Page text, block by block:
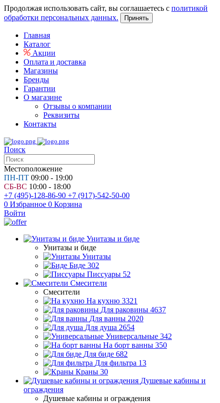
Продолжая использовать сайт, вы соглашаетесь с политикой
обработки персональных данных.
Принять
Главная
Каталог
Акции
Оплата и доставка
Магазины
Бренды
Гарантии
О магазине
Отзывы о компании
Реквизиты
Контакты
Поиск
Местоположение
ПН-ПТ 09:00 - 19:00
СБ-ВС 10:00 - 18:00
+7 (495)-128-86-90 +7 (917)-542-50-00
0 Избранное 0 Корзина
Войти
Унитазы и биде
Унитазы и биде
Унитазы
Биде 302
Писсуары 52
Смесители
Смесители
На кухню 3321
Для раковины 4637
Для ванны 2020
Для душа 2654
Универсальные 342
На борт ванны 350
Для биде 682
Для фильтра 13
Краны 30
Душевые кабины и
ограждения
Душевые кабины и ограждения